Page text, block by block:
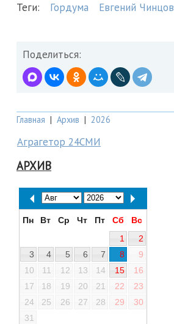
Теги: Гордума Евгений Чинцов
Поделиться:
Главная | Архив | 2026
Аграгетор 24СМИ
АРХИВ
Пн Вт Ср Чт Пт Сб
Вс
1
2
3
4 5 6 7 8
9
10
11 12 13 14 15
16
17
18 19 20 21 22
23
24
25 26 27 28 29
30
31